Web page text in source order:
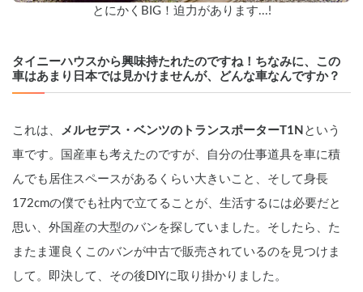
とにかくBIG！迫力があります...!
タイニーハウスから興味持たれたのですね！ちなみに、この
車はあまり日本では見かけませんが、どんな車なんですか？
これは、 メルセデス・ベンツのトランスポーターT1N という
車です。国産車も考えたのですが、自分の仕事道具を車に積
んでも居住スペースがあるくらい大きいこと、そして身長
172cmの僕でも社内で立てることが、生活するには必要だと
思い、外国産の大型のバンを探していました。そしたら、た
またま運良くこのバンが中古で販売されているのを見つけま
して。即決して、その後DIYに取り掛かりました。